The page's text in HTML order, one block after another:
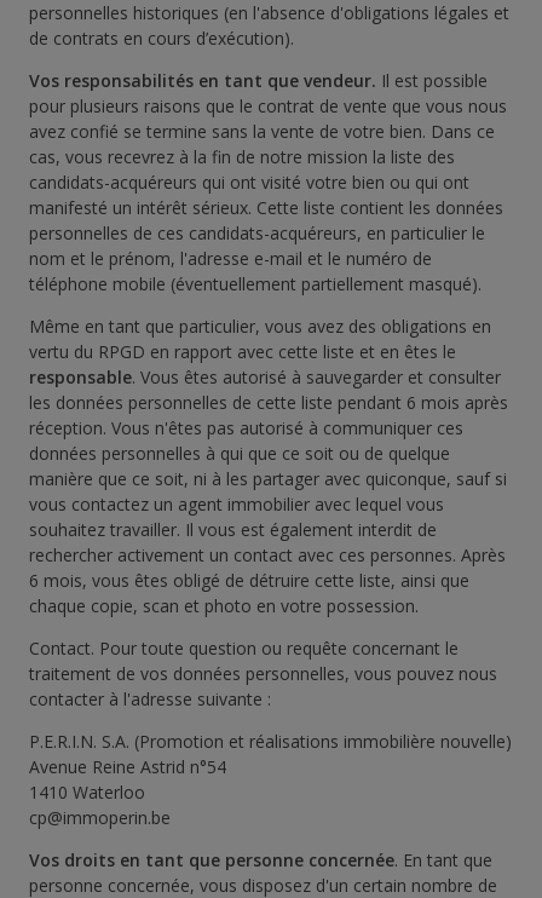
personnelles historiques (en l'absence d'obligations légales et
de contrats en cours d’exécution).
Vos responsabilités en tant que vendeur. Il est possible
pour plusieurs raisons que le contrat de vente que vous nous
avez confié se termine sans la vente de votre bien. Dans ce
cas, vous recevrez à la fin de notre mission la liste des
candidats-acquéreurs qui ont visité votre bien ou qui ont
manifesté un intérêt sérieux. Cette liste contient les données
personnelles de ces candidats-acquéreurs, en particulier le
nom et le prénom, l'adresse e-mail et le numéro de
téléphone mobile (éventuellement partiellement masqué).
Même en tant que particulier, vous avez des obligations en
vertu du RPGD en rapport avec cette liste et en êtes le
responsable. Vous êtes autorisé à sauvegarder et consulter
les données personnelles de cette liste pendant 6 mois après
réception. Vous n'êtes pas autorisé à communiquer ces
données personnelles à qui que ce soit ou de quelque
manière que ce soit, ni à les partager avec quiconque, sauf si
vous contactez un agent immobilier avec lequel vous
souhaitez travailler. Il vous est également interdit de
rechercher activement un contact avec ces personnes. Après
6 mois, vous êtes obligé de détruire cette liste, ainsi que
chaque copie, scan et photo en votre possession.
Contact. Pour toute question ou requête concernant le
traitement de vos données personnelles, vous pouvez nous
contacter à l'adresse suivante :
P.E.R.I.N. S.A. (Promotion et réalisations immobilière nouvelle)
Avenue Reine Astrid n°54
1410 Waterloo
cp@immoperin.be
Vos droits en tant que personne concernée. En tant que
personne concernée, vous disposez d'un certain nombre de